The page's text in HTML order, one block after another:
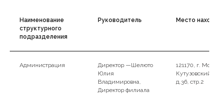
Наименование
структурного
подразделения
Руководитель Место
Администрация
Директор —Шелюто
Юлия
Владимировна,
Директор филиала
121170, г.
Кутузовский
д.36, стр.2